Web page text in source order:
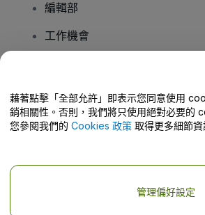
編輯部
工作機會
幫助中心 / 聯絡我們
公司詳情
藉著點擊「全部允許」即表示您同意使用
銷相關性。否則，我們將只使用絕對必要的
您參閱我們的 Cookies 政策 取得更多細節資
管理偏好設定